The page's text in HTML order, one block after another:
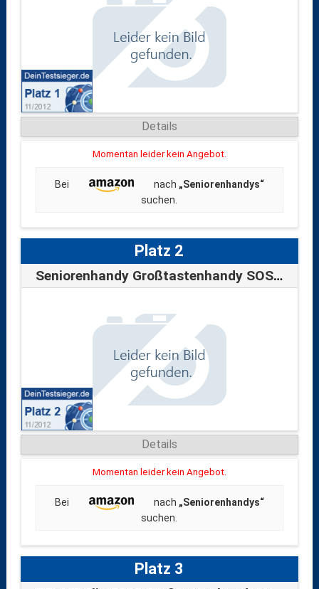
Details
Momentan leider kein Angebot.
Bei nach „Seniorenhandys“
suchen.
Platz 2
Seniorenhandy Großtastenhandy SOS Notru…
Details
Momentan leider kein Angebot.
Bei nach „Seniorenhandys“
suchen.
Platz 3